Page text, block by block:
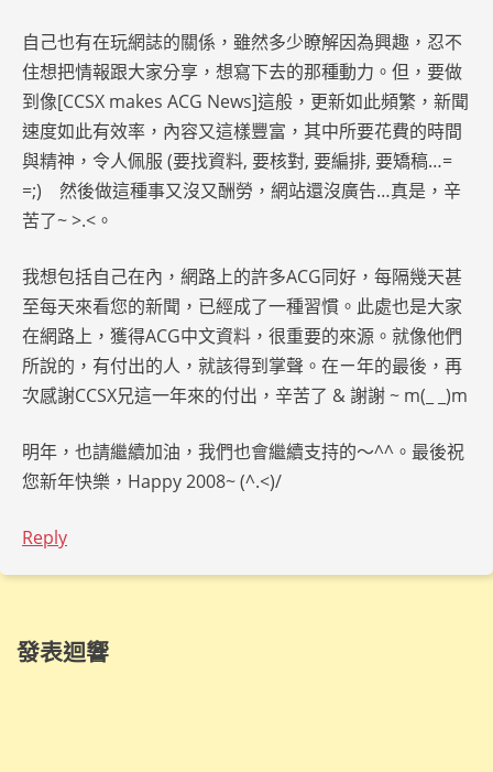
自己也有在玩網誌的關係，雖然多少瞭解因為興趣，忍不
住想把情報跟大家分享，想寫下去的那種動力。但，要做
到像[CCSX makes ACG News]這般，更新如此頻繁，新聞
速度如此有效率，內容又這樣豐富，其中所要花費的時間
與精神，令人佩服 (要找資料, 要核對, 要編排, 要矯稿…=
=;) 然後做這種事又沒又酬勞，網站還沒廣告…真是，辛
苦了~ >.<。
我想包括自己在內，網路上的許多ACG同好，每隔幾天甚
至每天來看您的新聞，已經成了一種習慣。此處也是大家
在網路上，獲得ACG中文資料，很重要的來源。就像他們
所說的，有付出的人，就該得到掌聲。在ㄧ年的最後，再
次感謝CCSX兄這一年來的付出，辛苦了 & 謝謝 ~ m(_ _)m
明年，也請繼續加油，我們也會繼續支持的～^^。最後祝
您新年快樂，Happy 2008~ (^.<)/
Reply
發表迴響